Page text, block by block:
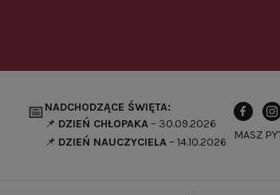
📅NADCHODZĄCE ŚWIĘTA:
📌 DZIEŃ CHŁOPAKA– 30.09.2026
📌 DZIEŃ NAUCZYCIELA– 14.10.2026
MASZ